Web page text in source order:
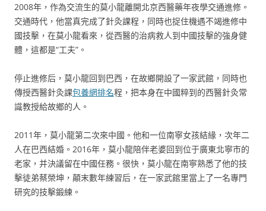
2008年，作為交流生的莫小龍離開北京西醫藥年夜學交通進修。
交通時代，他當真完成了針灸課程，同時也捉住機遇不竭進修中
國技擊，在莫小龍看來，從西醫的治病救人到中國技擊的強身健
體，這都是“工夫”。
停止進修后，莫小龍回到巴西，在故鄉開設了一家武館，同時也
傳授西醫針灸課包養網排名程，把本身在中國粹到的西醫針灸常
識教授給故鄉的人。
2011年，莫小龍第二次來中國。他和一位南寧女孩結緣，次年二
人在巴西結婚。2016年，莫小龍陪伴老婆回到位于廣東北寧市的
老家，并決議留在中國任務。很快，莫小龍在南寧熟悉了他的技
擊徒弟蔡榮坤，顛末數年練習后，在一家武館里當上了一名專門
研究的技擊鍛練。